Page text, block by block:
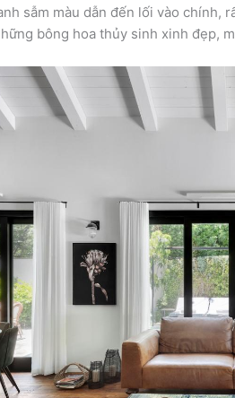
sẫm màu dẫn đến lối vào chính,
bông hoa thủy sinh xinh đẹp,